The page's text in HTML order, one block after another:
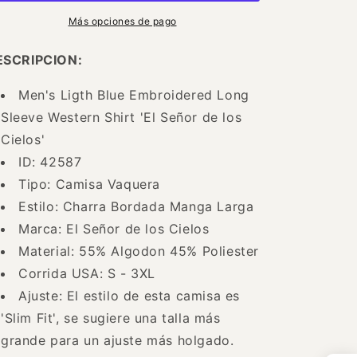
Manga
Claro
Hombre
&#39;El
Señor
de
los
-
ID:
42587
Manga
Larga
Claro
Hombre
&#39;El
Señor
los
-
ID:
42587
Más opciones de pago
Men's Ligth Blue Embroidered Long
Sleeve Western Shirt 'El Señor de los
Cielos'
ID: 42587
Tipo: Camisa Vaquera
Estilo: Charra Bordada Manga Larga
Marca: El Señor de los Cielos
Material: 55% Algodon 45% Poliester
Corrida USA: S - 3XL
Ajuste: El estilo de esta camisa es
'Slim Fit', se sugiere una talla más
grande para un ajuste más holgado.